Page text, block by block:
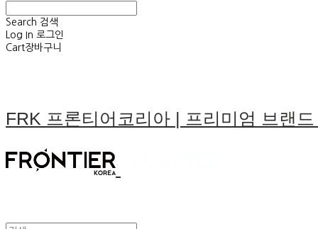
Search 검색
Log In 로그인
Cart장바구니
FRK 프론티어코리아 | 프리미엄 브랜